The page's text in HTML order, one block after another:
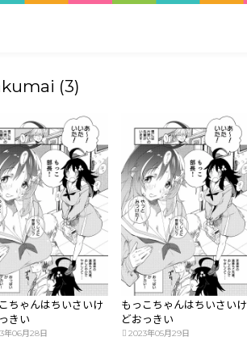
(3)
ちゃんはちいさいけ
きい
年06月28日
もっこちゃんはちいさいけ
どおっきい
2023年05月29日